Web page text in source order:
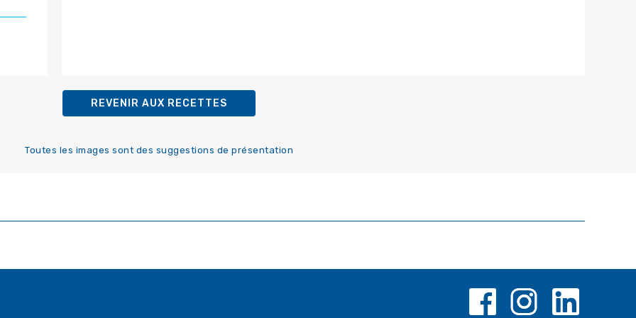
REVENIR AUX RECETTES
Toutes les images sont des suggestions de présentation